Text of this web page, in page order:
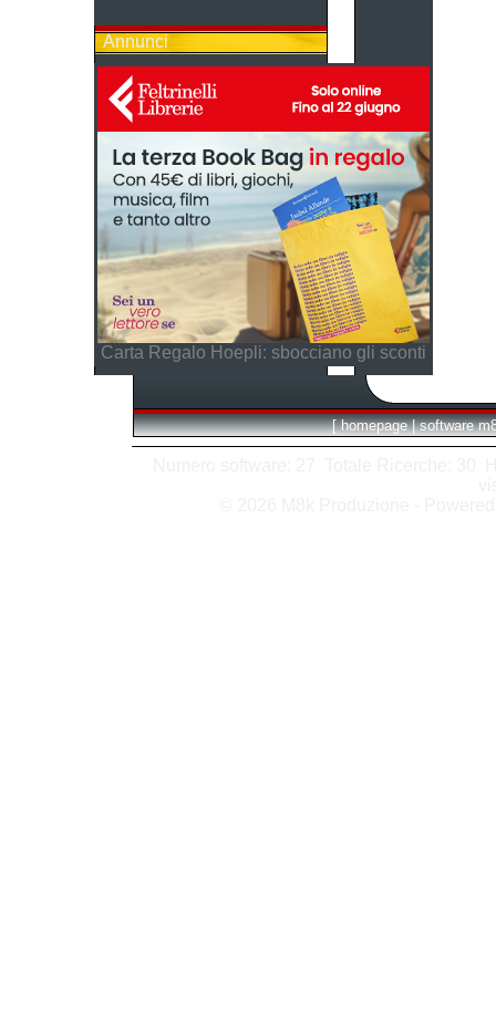
Annunci
Carta Regalo Hoepli: sbocciano gli sconti
[ homepage | software